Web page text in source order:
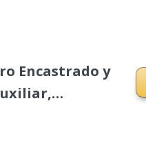
Encastrado y